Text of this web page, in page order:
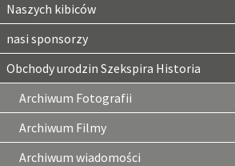
Naszych kibiców
nasi sponsorzy
Obchody urodzin Szekspira Historia
Archiwum Fotografii
Archiwum Filmy
Archiwum wiadomości